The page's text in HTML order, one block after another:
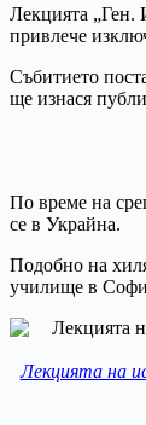
Лекцията „Ген.
привлече
Събитието
ще изнася
По време на
се в Украйна.
Подобно на
училище в
Лекцията на